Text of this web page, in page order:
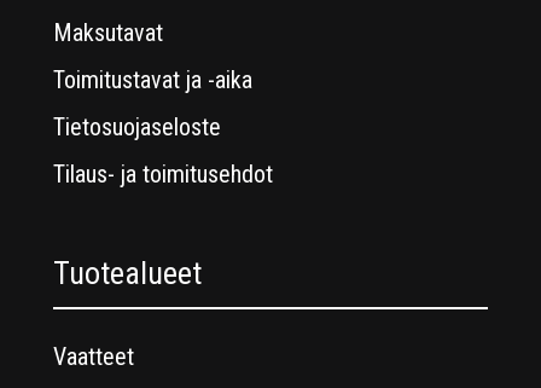
Maksutavat
Toimitustavat ja -aika
Tietosuojaseloste
Tilaus- ja toimitusehdot
Tuotealueet
Vaatteet